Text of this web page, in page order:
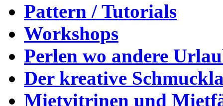
Pattern / Tutorials
Workshops
Perlen wo andere
Der kreative
Mietvitrinen und